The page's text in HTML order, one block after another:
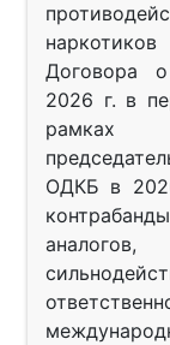
Договора
2026 г. в
рамках
ОДКБ в